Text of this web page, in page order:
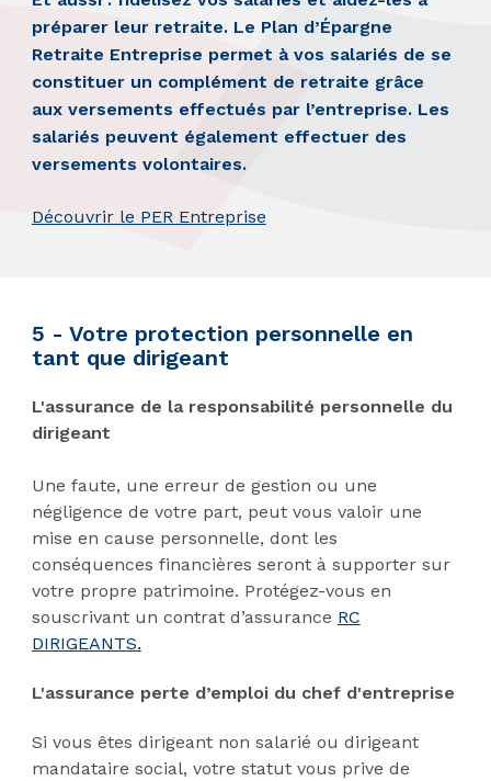
préparer leur retraite. Le Plan d’Épargne
Retraite Entreprise permet à vos salariés de se
constituer un complément de retraite grâce
aux versements effectués par l’entreprise. Les
salariés peuvent également effectuer des
versements volontaires.
Découvrir le PER Entreprise
5 - Votre protection personnelle en
tant que dirigeant
L'assurance de la responsabilité personnelle du
dirigeant
Une faute, une erreur de gestion ou une
négligence de votre part, peut vous valoir une
mise en cause personnelle, dont les
conséquences financières seront à supporter sur
votre propre patrimoine. Protégez-vous en
souscrivant un contrat d’assurance RC
DIRIGEANTS.
L'assurance perte d’emploi du chef d'entreprise
Si vous êtes dirigeant non salarié ou dirigeant
mandataire social, votre statut vous prive de